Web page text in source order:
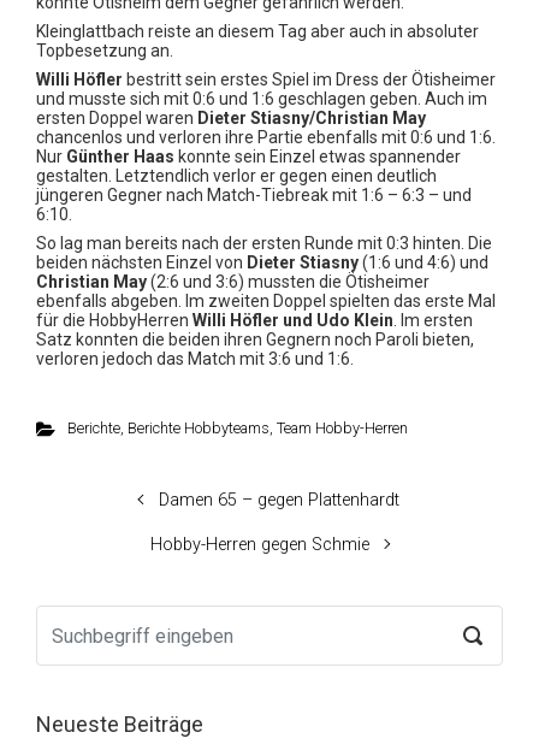
Kleinglattbach reiste an diesem Tag aber auch in absoluter
Topbesetzung an.
Willi Höfler bestritt sein erstes Spiel im Dress der Ötisheimer
und musste sich mit 0:6 und 1:6 geschlagen geben. Auch im
ersten Doppel waren Dieter Stiasny/Christian May
chancenlos und verloren ihre Partie ebenfalls mit 0:6 und 1:6.
Nur Günther Haas konnte sein Einzel etwas spannender
gestalten. Letztendlich verlor er gegen einen deutlich
jüngeren Gegner nach Match-Tiebreak mit 1:6 – 6:3 – und
6:10.
So lag man bereits nach der ersten Runde mit 0:3 hinten. Die
beiden nächsten Einzel von Dieter Stiasny(1:6 und 4:6) und
Christian May(2:6 und 3:6) mussten die Ötisheimer
ebenfalls abgeben. Im zweiten Doppel spielten das erste Mal
für die HobbyHerren Willi Höfler und Udo Klein . Im ersten
Satz konnten die beiden ihren Gegnern noch Paroli bieten,
verloren jedoch das Match mit 3:6 und 1:6.
Berichte, Berichte Hobbyteams, Team Hobby-Herren
Damen 65 – gegen Plattenhardt
Hobby-Herren gegen Schmie
Neueste Beiträge